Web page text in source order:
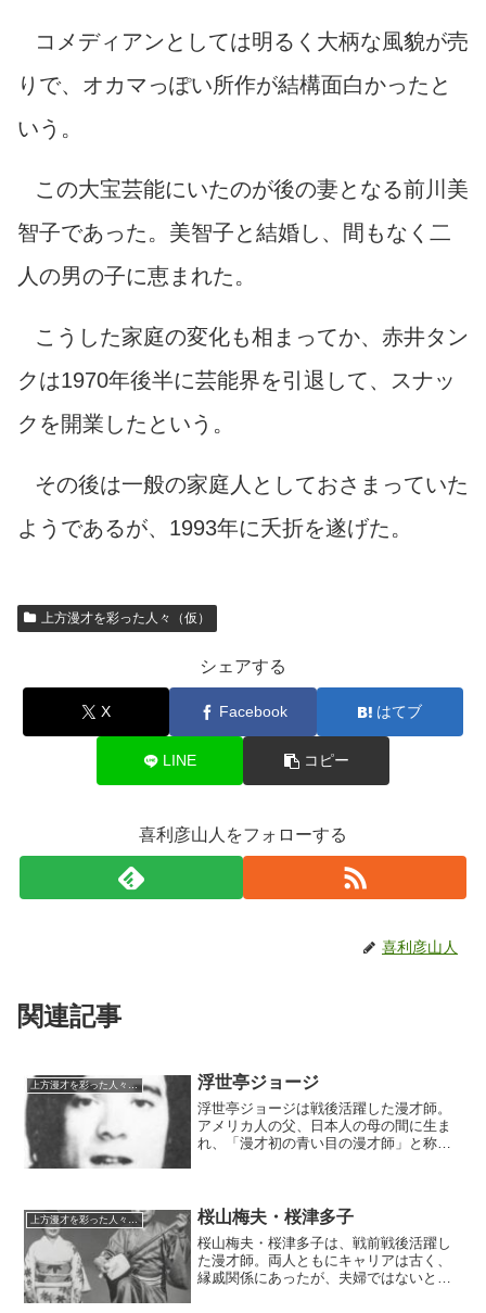
コメディアンとしては明るく大柄な風貌が売
りで、オカマっぽい所作が結構面白かったと
いう。
この大宝芸能にいたのが後の妻となる前川美
智子であった。美智子と結婚し、間もなく二
人の男の子に恵まれた。
こうした家庭の変化も相まってか、赤井タン
クは1970年後半に芸能界を引退して、スナッ
クを開業したという。
その後は一般の家庭人としておさまっていた
ようであるが、1993年に夭折を遂げた。
上方漫才を彩った人々（仮）
シェアする
X Facebook はてブ
LINE コピー
喜利彦山人をフォローする
喜利彦山人
関連記事
上方漫才を彩った人々（仮） 浮世亭ジョージ
浮世亭ジョージは戦後活躍した漫才師。
アメリカ人の父、日本人の母の間に生ま
れ、「漫才初の青い目の漫才師」と称さ
別れた。
上方漫才を彩った人々（仮） 桜山梅夫・桜津多子
桜山梅夫・桜津多子は、戦前戦後活躍し
た漫才師。両人ともにキャリアは古く、
縁戚関係にあったが、夫婦ではないとい